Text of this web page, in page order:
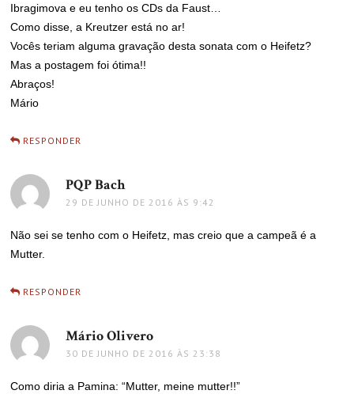
Ibragimova e eu tenho os CDs da Faust…
Como disse, a Kreutzer está no ar!
Vocês teriam alguma gravação desta sonata com o Heifetz?
Mas a postagem foi ótima!!
Abraços!
Mário
RESPONDER
PQP Bachdisse:
29 DE JUNHO DE 2016 ÀS 9:42
Não sei se tenho com o Heifetz, mas creio que a campeã é a
Mutter.
RESPONDER
Mário Olivero
30 DE JUNHO DE 2016 ÀS 23:38
Como diria a Pamina: “Mutter, meine mutter!!”